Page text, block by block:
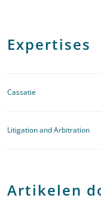
Expertises
Cassatie
Litigation and Arbitration
Artikelen